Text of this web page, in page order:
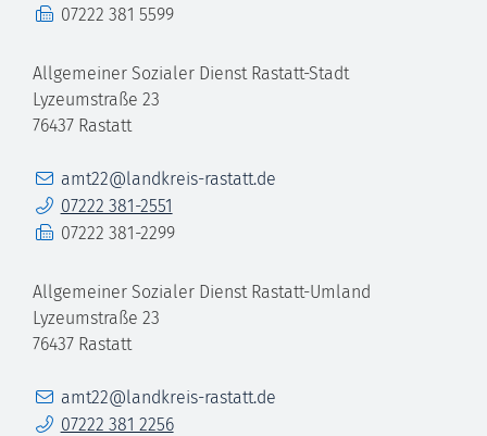
Fax 07222 381 5599
Allgemeiner Sozialer Dienst Rastatt-Stadt
Lyzeumstraße 23
76437 Rastatt
E-Mailamt22@landkreis-rastatt.de
Telefon07222 381-2551
Fax 07222 381-2299
Allgemeiner Sozialer Dienst Rastatt-Umland
Lyzeumstraße 23
76437 Rastatt
E-Mailamt22@landkreis-rastatt.de
Telefon07222 381 2256